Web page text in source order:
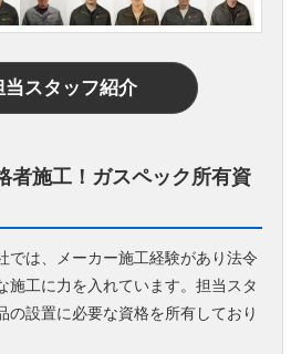
当スタッフ紹介
者施工！ガスペック所有資
では、メーカー施工経験があり法令
施工に力を入れています。担当スタ
の設置に必要な資格を所有しており